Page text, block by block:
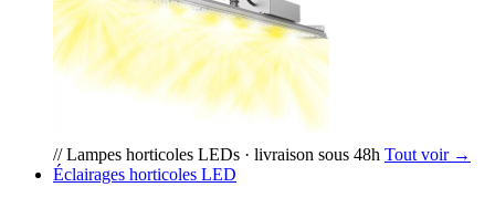
// Lampes horticoles LEDs · livraison sous 48h Tout voir →
Éclairages horticoles LED